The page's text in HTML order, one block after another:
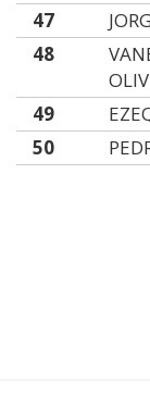
47
48
49
50